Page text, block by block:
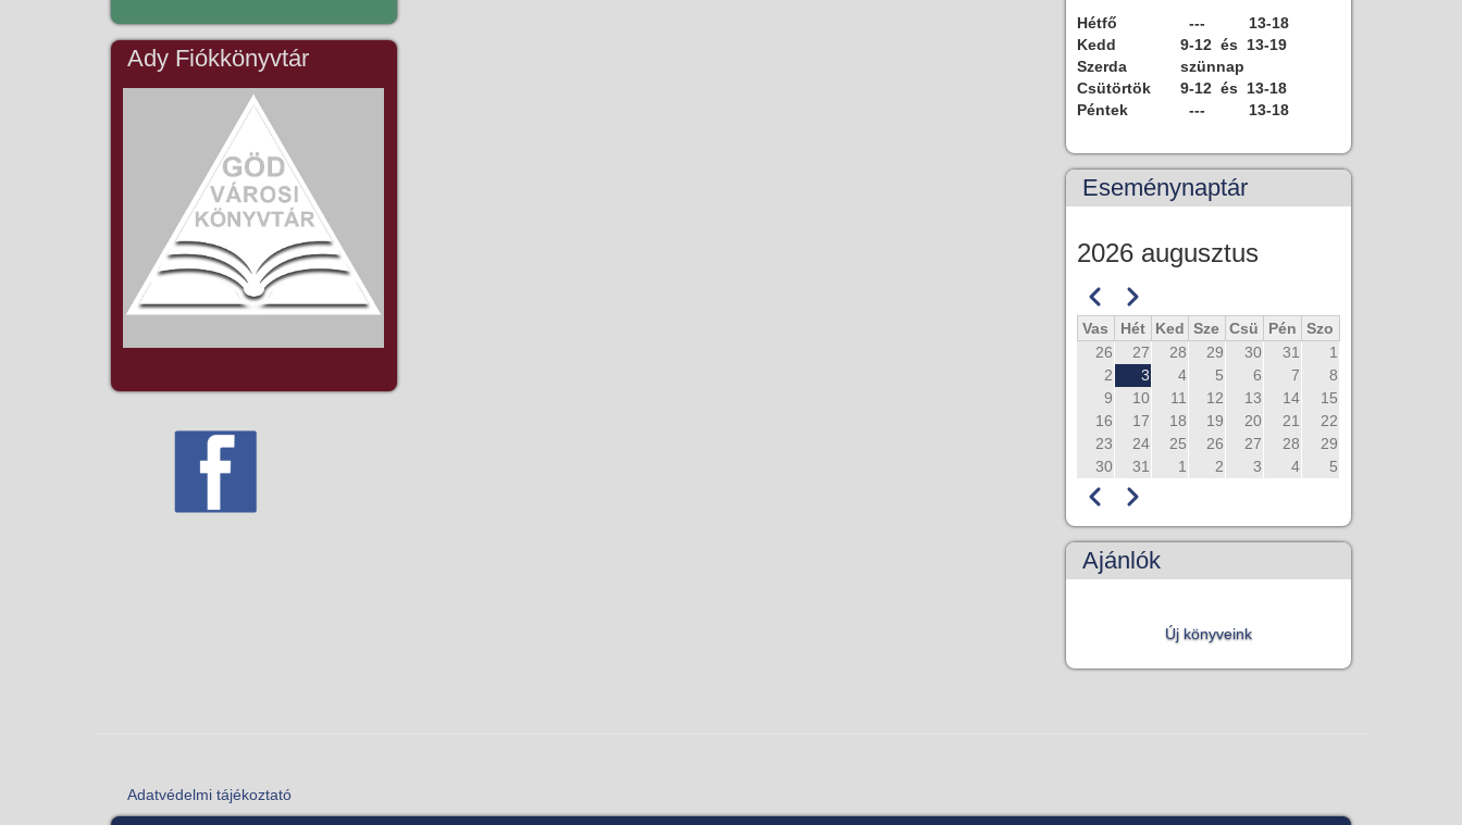
Ady Fiókkönyvtár
Hétfő
--- 13-18
Kedd
9-12 és 13-19
Szerda
szünnap
Csütörtök
9-12 és 13-18
Péntek
--- 13-18
Eseménynaptár
2026 augusztus
Oldalszámozás
Előző
Következő
Vas
Hét Ked Sze Csü Pén
Szo
26
27 28 29 30 31
1
2
3 4 5 6 7
8
9
10 11 12 13 14
15
16
17 18 19 20 21
22
23
24 25 26 27 28
29
30
31 1 2 3 4 5
Oldalszámozás
Előző Következő
Ajánlók
Új könyveink
Lábléc
Adatvédelmi tájékoztató